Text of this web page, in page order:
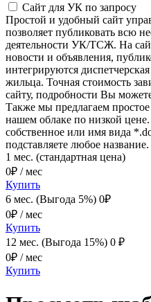
Сайт для УК по запросу
Простой и удобный сайт
позволяет публиковать всю
деятельности УК/ТСЖ. На
новости и объявления,
интегрируются
жильца. Точная стоимость
сайту, подробности Вы
Также мы предлагаем
нашем облаке по низкой
собственное или имя вида
подставляете любое название.
1 мес. (стандартная цена)
0₽ / мес
Купить
6 мес. (Выгода 5%) 0₽
0₽ / мес
Купить
12 мес. (Выгода 15%) 0 ₽
0₽ / мес
Купить